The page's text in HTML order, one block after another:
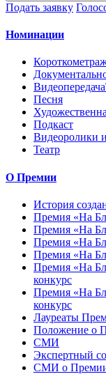
Подать заявку
Номинации
Песня
Подкаст
Видеоролики
Театр
О Премии
История
Премия «На
Премия «На
Премия «На
Премия «На
Премия «На
конкурс
Премия «На
конкурс
Лауреаты
Положение о
СМИ
Экспертный
СМИ о